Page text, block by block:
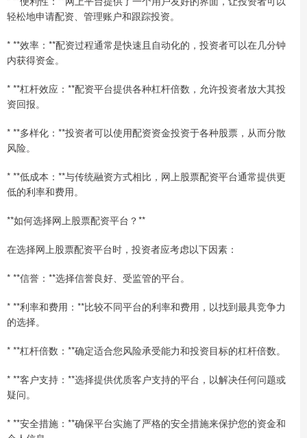
轻松地申请配资、管理账户和跟踪投资。
* **效率：**配资过程通常是快速且自动化的，投资者可以在几分钟
内获得资金。
* **杠杆效应：**配资平台提供各种杠杆倍数，允许投资者放大其投
资回报。
* **多样化：**投资者可以使用配资资金投资于各种股票，从而分散
风险。
* **低成本：**与传统融资方式相比，网上股票配资平台通常提供更
低的利率和费用。
**如何选择网上股票配资平台？**
在选择网上股票配资平台时，投资者应考虑以下因素：
* **信誉：**选择信誉良好、受监管的平台。
* **利率和费用：**比较不同平台的利率和费用，以找到最具竞争力
的选择。
* **杠杆倍数：**确定适合您风险承受能力和投资目标的杠杆倍数。
* **客户支持：**选择提供优质客户支持的平台，以解决任何问题或
疑问。
* **安全措施：**确保平台实施了严格的安全措施来保护您的资金和